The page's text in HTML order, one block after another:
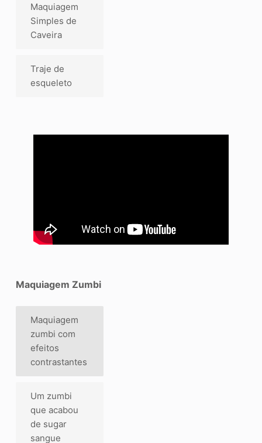
Maquiagem
Simples de
Caveira
Traje de
esqueleto
Maquiagem Zumbi
Maquiagem
zumbi com
efeitos
contrastantes
Um zumbi
que acabou
de sugar
sangue